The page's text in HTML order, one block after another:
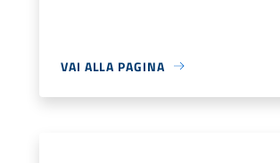
VAI ALLA PAGINA